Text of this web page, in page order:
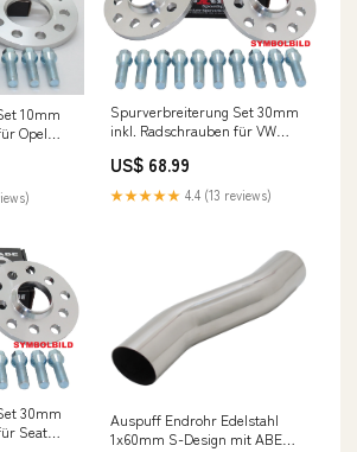
10mm
Opel
Spurverbreiterung Set 30mm
inkl. Radschrauben für VW
Muttern
US$ 68.99
★★★★★ 4.4 (13 reviews)
30mm
Seat
Auspuff Endrohr Edelstahl
1x60mm S-Design mit ABE